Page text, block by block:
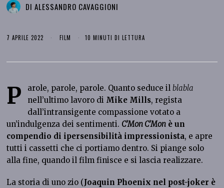
DIALESSANDRO CAVAGGIONI
7 APRILE 2022 FILM 10 MINUTI DI LETTURA
P arole, parole, parole. Quanto seduce ilblabla
nell’ultimo lavoro di Mike Mills, regista
dall’intransigente compassione votato a
un’indulgenza dei sentimenti. C’Mon C’Mon è un
compendio di ipersensibilità impressionista, e apre
tutti i cassetti che ci portiamo dentro. Si piange solo
alla fine, quando il film finisce e si lascia realizzare.
La storia di uno zio (Joaquin Phoenix nel post-joker è